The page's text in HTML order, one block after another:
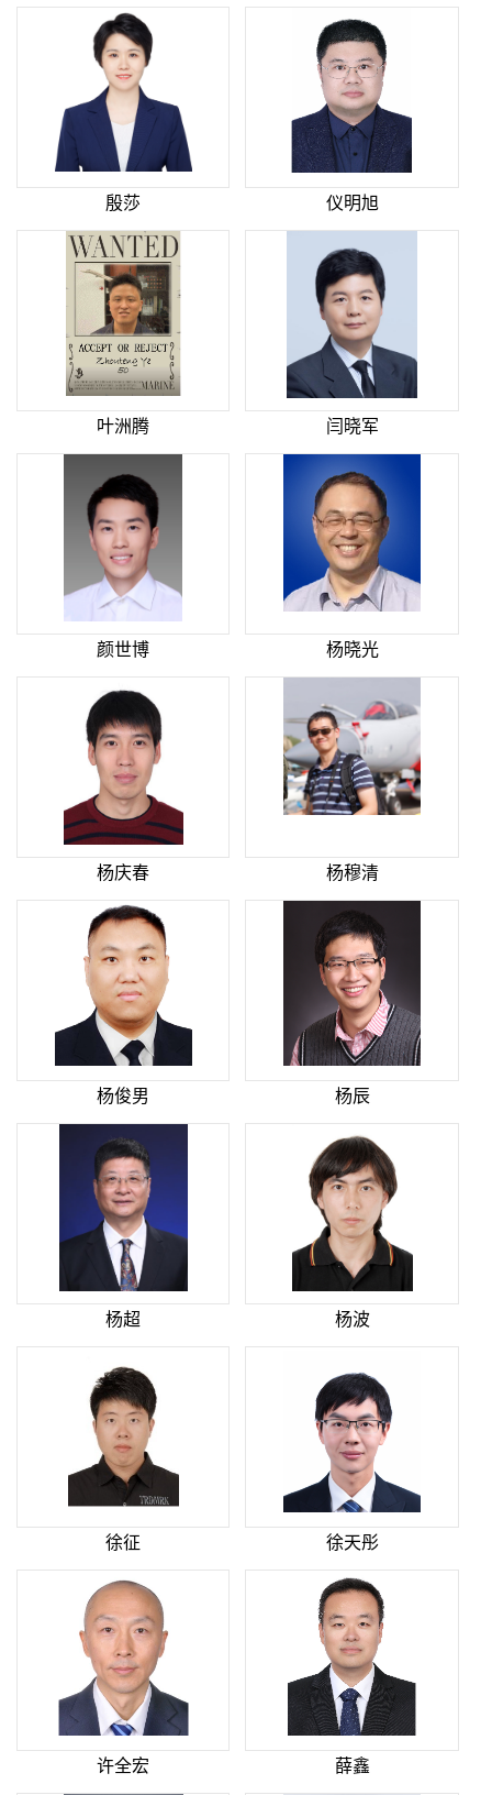
殷莎 仪明旭
叶洲腾 闫晓军
颜世博 杨晓光
杨庆春 杨穆清
杨俊男 杨辰
杨超 杨波
徐征 徐天彤
许全宏 薛鑫